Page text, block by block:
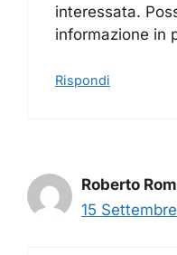
interessata.
informazione in
Rispondi
Roberto
15